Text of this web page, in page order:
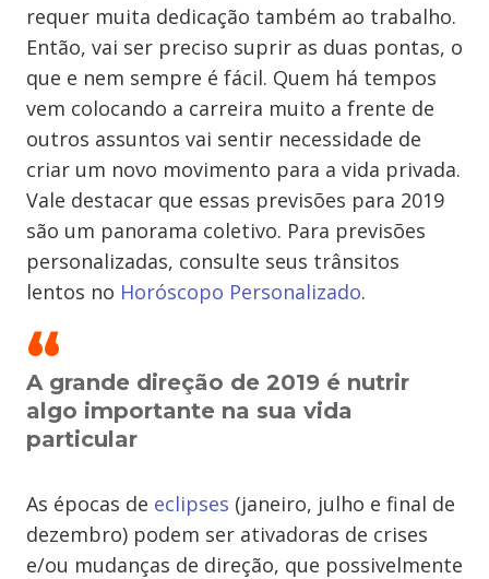
requer muita dedicação também ao trabalho.
Então, vai ser preciso suprir as duas pontas, o
que e nem sempre é fácil. Quem há tempos
vem colocando a carreira muito a frente de
outros assuntos vai sentir necessidade de
criar um novo movimento para a vida privada.
Vale destacar que essas previsões para 2019
são um panorama coletivo. Para previsões
personalizadas, consulte seus trânsitos
lentos no Horóscopo Personalizado.
A grande direção de 2019 é nutrir
algo importante na sua vida
particular
As épocas de eclipses (janeiro, julho e final de
dezembro) podem ser ativadoras de crises
e/ou mudanças de direção, que possivelmente